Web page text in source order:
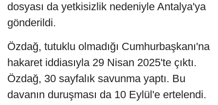
dosyası da yetkisizlik nedeniyle Antalya'ya
gönderildi.
Özdağ, tutuklu olmadığı Cumhurbaşkanı'na
hakaret iddiasıyla 29 Nisan 2025'te çıktı.
Özdağ, 30 sayfalık savunma yaptı. Bu
davanın duruşması da 10 Eylül'e ertelendi.